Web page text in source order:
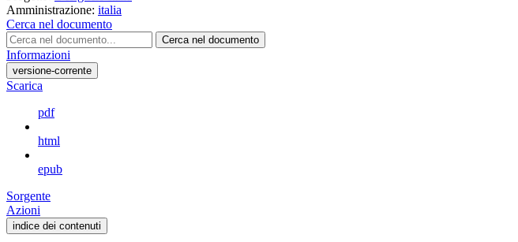
Amministrazione: italia
Cerca nel documento
Cerca nel documento
Informazioni
versione-corrente
Scarica
pdf
html
epub
Sorgente
Azioni
indice dei contenuti